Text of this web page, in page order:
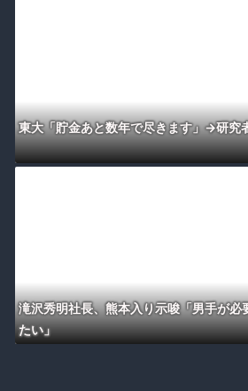
東大「貯金あと数年で尽きます」→研究
滝沢秀明社長、熊本入り示唆「男手が必
たい」